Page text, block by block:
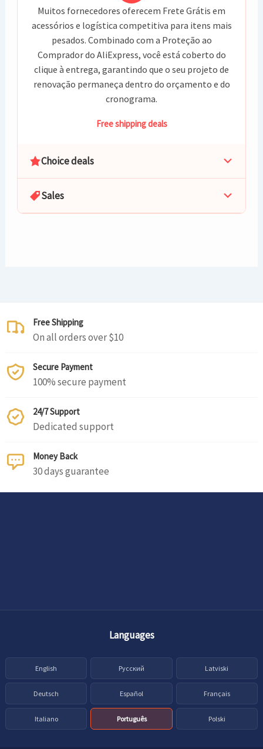
Muitos fornecedores oferecem Frete Grátis em
acessórios e logística competitiva para itens mais
pesados. Combinado com a Proteção ao
Comprador do AliExpress, você está coberto do
clique à entrega, garantindo que o seu projeto de
renovação permaneça dentro do orçamento e do
cronograma.
Free shipping deals
Choice deals
Sales
Free Shipping
On all orders over $10
Secure Payment
100% secure payment
24/7 Support
Dedicated support
Money Back
30 days guarantee
Languages
English Русский Latviski
Deutsch Español Français
Italiano Português Polski